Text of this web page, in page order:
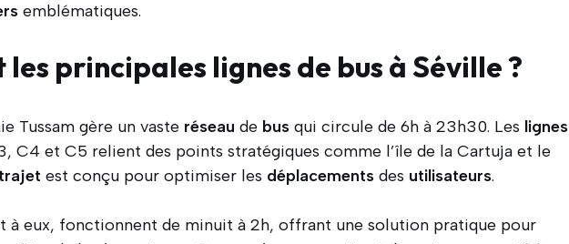
emblématiques.
les principales lignes de bus à Séville ?
Tussam gère un vaste réseau de bus qui circule de 6h à 23h30. Les lignes
C4 et C5 relient des points stratégiques comme l’île de la Cartuja et le
trajet est conçu pour optimiser les déplacements des utilisateurs.
à eux, fonctionnent de minuit à 2h, offrant une solution pratique pour